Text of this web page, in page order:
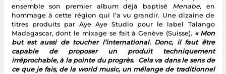
ensemble son premier album déjà baptisé Menabe,en
hommage à cette région qui l’a vu grandir. Une dizaine de
titres produits par Aye Aye Studio pour le label Talango
Madagascar, dont le mixage se fait à Genève (Suisse). « Mon
but est aussi de toucher l’international. Donc, il faut être
capable de proposer un produit techniquement
irréprochable, à la pointe du progrès. Cela va dans le sens de
ce que je fais, de la world music, un mélange de traditionnel